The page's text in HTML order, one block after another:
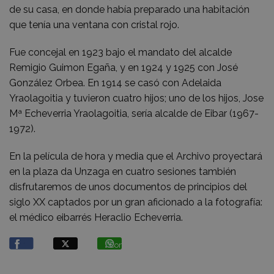
de su casa, en donde había preparado una habitación
que tenía una ventana con cristal rojo.
Fue concejal en 1923 bajo el mandato del alcalde
Remigio Guimon Egaña, y en 1924 y 1925 con José
González Orbea. En 1914 se casó con Adelaida
Yraolagoitia y tuvieron cuatro hijos; uno de los hijos, Jose
Mª Echeverria Yraolagoitia, sería alcalde de Eibar (1967-
1972).
En la película de hora y media que el Archivo proyectará
en la plaza da Unzaga en cuatro sesiones también
disfrutaremos de unos documentos de principios del
siglo XX captados por un gran aficionado a la fotografía:
el médico eibarrés Heraclio Echeverria.
Compartir